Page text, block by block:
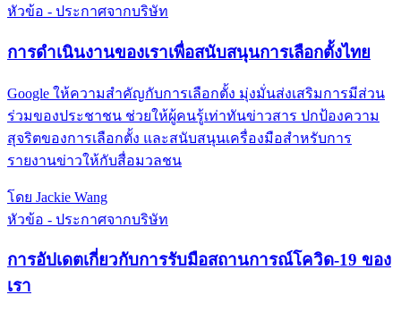
หัวข้อ - ประกาศจากบริษัท
การดำเนินงานของเราเพื่อสนับสนุนการเลือกตั้งไทย
Google ให้ความสำคัญกับการเลือกตั้ง มุ่งมั่นส่งเสริมการมีส่วน
ร่วมของประชาชน ช่วยให้ผู้คนรู้เท่าทันข่าวสาร ปกป้องความ
สุจริตของการเลือกตั้ง และสนับสนุนเครื่องมือสำหรับการ
รายงานข่าวให้กับสื่อมวลชน
โดย Jackie Wang
หัวข้อ - ประกาศจากบริษัท
การอัปเดตเกี่ยวกับการรับมือสถานการณ์โควิด-19 ของ
เรา